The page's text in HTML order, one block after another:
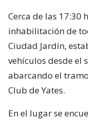
Cerca de las 17:30
inhabilitación de
Ciudad Jardín,
vehículos desde el
abarcando el
Club de Yates.
En el lugar se